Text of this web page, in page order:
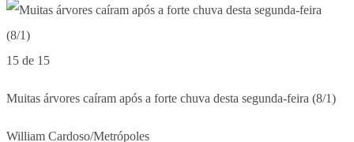
15 de 15
Muitas árvores caíram após a forte chuva desta segunda-feira (8/1)
William Cardoso/Metrópoles